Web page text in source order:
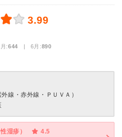
3.99
:644 | 6月:890
線・赤外線・ＰＵＶＡ）
湿疹）
4.5